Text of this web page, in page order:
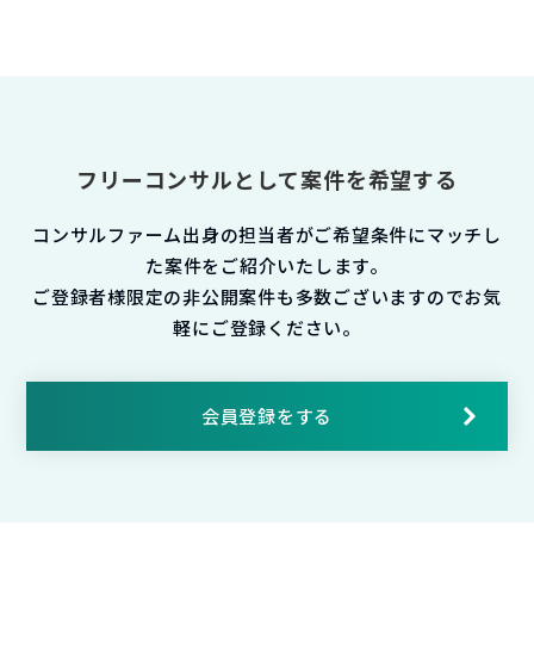
フリーコンサルとして案件を希望する
コンサルファーム出身の担当者がご希望条件にマッチし
た案件をご紹介いたします。
ご登録者様限定の非公開案件も多数ございますのでお気
軽にご登録ください。
会員登録をする